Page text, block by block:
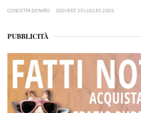
CONCETTA DONATO GIOVEDÌ 30 LUGLIO 2026
PUBBLICITÀ